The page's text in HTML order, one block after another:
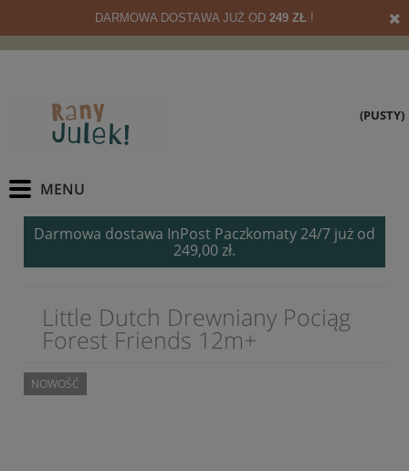
DARMOWA DOSTAWA JUŻ OD 249 ZŁ !
(PUSTY)
Darmowa dostawa InPost Paczkomaty 24/7 już od
249,00 zł.
Little Dutch Drewniany Pociąg
Forest Friends 12m+
NOWOŚĆ